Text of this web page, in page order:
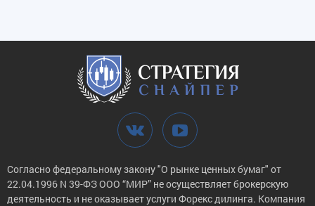
Согласно федеральному закону "О рынке ценных бумаг" от
22.04.1996 N 39-ФЗ ООО “МИР” не осуществляет брокерскую
деятельность и не оказывает услуги Форекс дилинга. Компания